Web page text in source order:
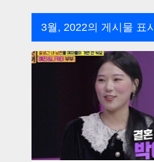
3월, 2022의 게시물 표시